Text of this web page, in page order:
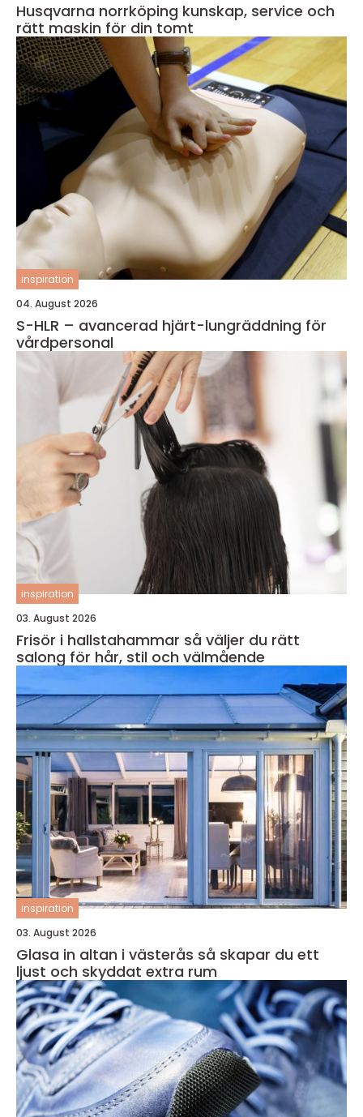
Husqvarna norrköping kunskap, service och
rätt maskin för din tomt
inspiration
04. August 2026
S-HLR – avancerad hjärt-lungräddning för
vårdpersonal
inspiration
03. August 2026
Frisör i hallstahammar så väljer du rätt
salong för hår, stil och välmående
inspiration
03. August 2026
Glasa in altan i västerås så skapar du ett
ljust och skyddat extra rum